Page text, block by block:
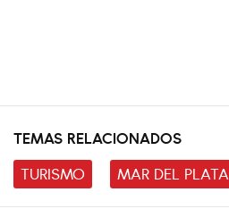
TEMAS RELACIONADOS
TURISMO
MAR DEL PLATA